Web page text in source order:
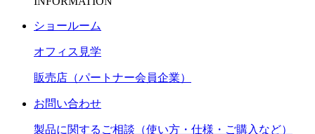
ショールーム
オフィス見学
販売店（パートナー会員企業）
お問い合わせ
製品に関するご相談（使い方・仕様・ご購入など）